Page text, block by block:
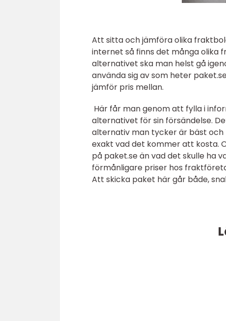
Att sitta och jämföra olika
internet så finns det många olika
alternativet ska man helst gå
använda sig av som heter
jämför pris mellan.
Här får man genom att fylla i
alternativet för sin försändelse.
alternativ man tycker är bäst och
exakt vad det kommer att kosta.
på paket.se än vad det skulle ha
förmånligare priser hos
Att skicka paket här går både,